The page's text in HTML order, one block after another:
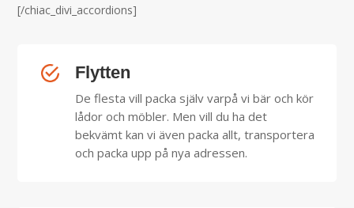
[/chiac_divi_accordions]
Flytten
De flesta vill packa själv varpå vi bär och kör
lådor och möbler. Men vill du ha det
bekvämt kan vi även packa allt, transportera
och packa upp på nya adressen.